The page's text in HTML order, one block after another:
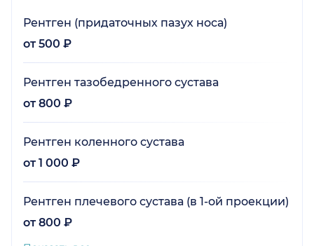
Рентген (придаточных пазух носа)
от 500 ₽
Рентген тазобедренного сустава
от 800 ₽
Рентген коленного сустава
от 1 000 ₽
Рентген плечевого сустава (в 1-ой проекции)
от 800 ₽